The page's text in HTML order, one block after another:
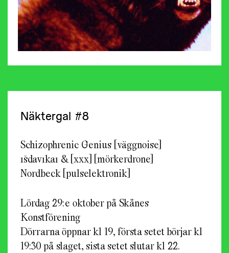
Näktergal #8
Schizophrenic Genius [väggnoise]
ıšdavıkaı & [xxx] [mörkerdrone]
Nordbeck [pulselektronik]
Lördag 29:e oktober på Skånes
Konstförening
Dörrarna öppnar kl 19, första setet börjar kl
19:30 på slaget, sista setet slutar kl 22.